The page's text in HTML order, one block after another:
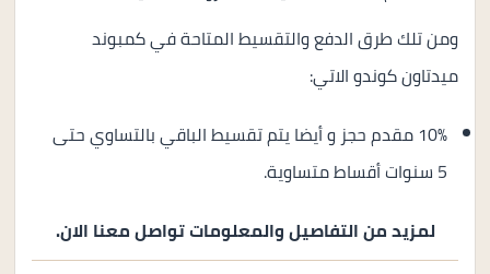
ومن تلك طرق الدفع والتقسيط المتاحة في كمبوند
ميدتاون كوندو الاتي:
10% مقدم حجز و أيضا يتم تقسيط الباقي بالتساوي حتى
5 سنوات أقساط متساوية.
لمزيد من التفاصيل والمعلومات تواصل معنا الان.